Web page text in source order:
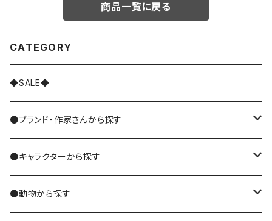
商品一覧に戻る
CATEGORY
◆SALE◆
●ブランド・作家さんから探す
MIYUKI MATSUO/松尾ミユキ
Nathalie Lete
●キャラクターから探す
Krtek／もぐらのクルテク
●動物から探す